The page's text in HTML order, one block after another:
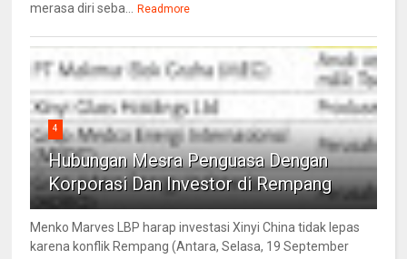
merasa diri seba... Readmore
4
Hubungan Mesra Penguasa Dengan
Korporasi Dan Investor di Rempang
Menko Marves LBP harap investasi Xinyi China tidak lepas
karena konflik Rempang (Antara, Selasa, 19 September